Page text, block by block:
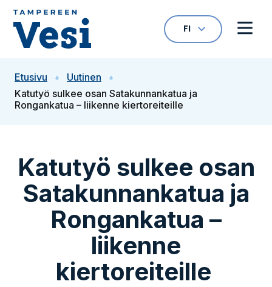
Siirry sisältöön
VALITTU KIELI:
FI
Avaa
Etusivu
Uutinen
Katutyö sulkee osan Satakunnankatua ja
Rongankatua – liikenne kiertoreiteille
Katutyö sulkee osan
Satakunnankatua ja
Rongankatua –
liikenne
kiertoreiteille